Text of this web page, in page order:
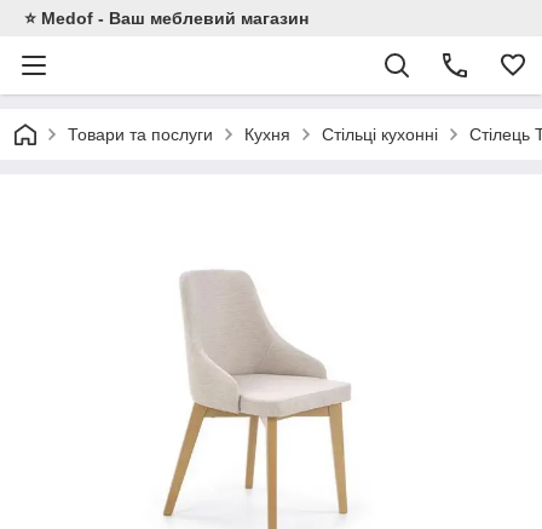
⭐ Medof - Ваш меблевий магазин
Товари та послуги Кухня Стільці кухонні Стілець